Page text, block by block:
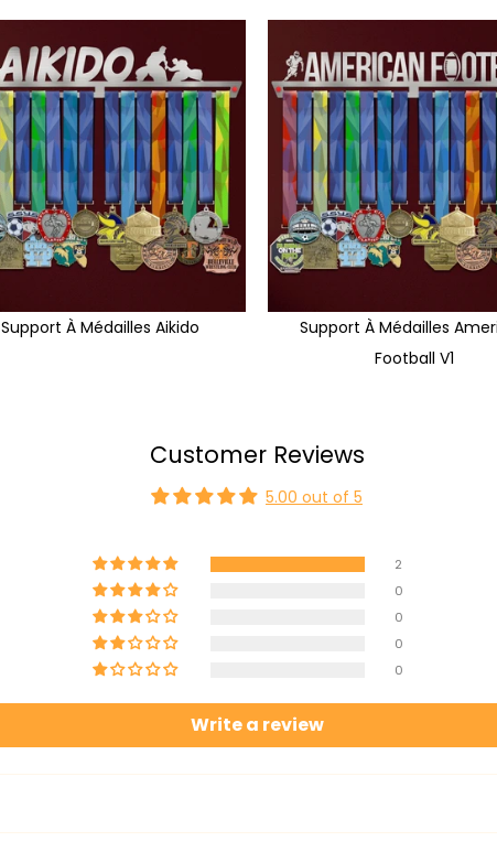
Support À Médailles Aikido
Support À Médailles
Football V1
Customer Reviews
5.00 out of 5
2
0
0
0
0
Write a review